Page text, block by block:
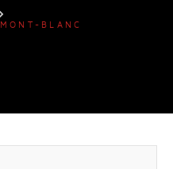
MONT-BLANC